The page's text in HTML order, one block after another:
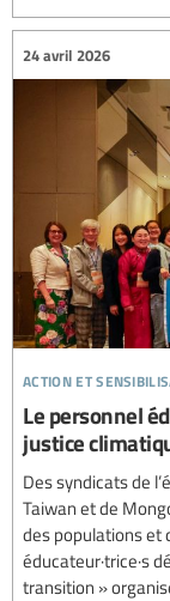
action et
24 avril 2026
Le personnel
justice
Des syndicats de
Taiwan et de
des populations et
éducateur·trice·s
transition »